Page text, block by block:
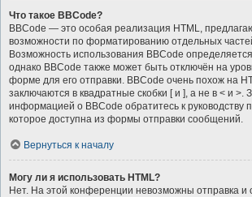
Что такое BBCode?
BBCode — это особая реализация HTML,
возможности по форматированию отдельных
Возможность использования BBCode
однако BBCode также может быть отключён на
форме для его отправки. BBCode очень похож на
заключаются в квадратные скобки [ и ], а не в < и >.
информацией о BBCode обратитесь к руководству
которое доступна из формы отправки сообщений.
Вернуться к началу
Могу ли я использовать HTML?
Нет. На этой конференции невозможны отправка и